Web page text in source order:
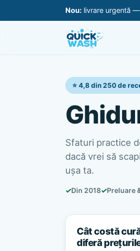
Nou: livrare urgentă
⭐ 4,8 din 250 de
Sfaturi practice
dacă vrei să
ușa ta.
✓Din 2018✓Preluare
Cât costă
diferă